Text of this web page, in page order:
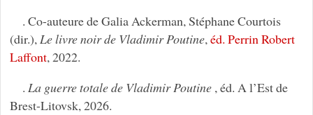
. Co-auteure de Galia Ackerman, Stéphane Courtois
(dir.),Le livre noir de Vladimir Poutine,éd. Perrin Robert
Laffont, 2022.
. La guerre totale de Vladimir Poutine, éd. A l’Est de
Brest-Litovsk, 2026.